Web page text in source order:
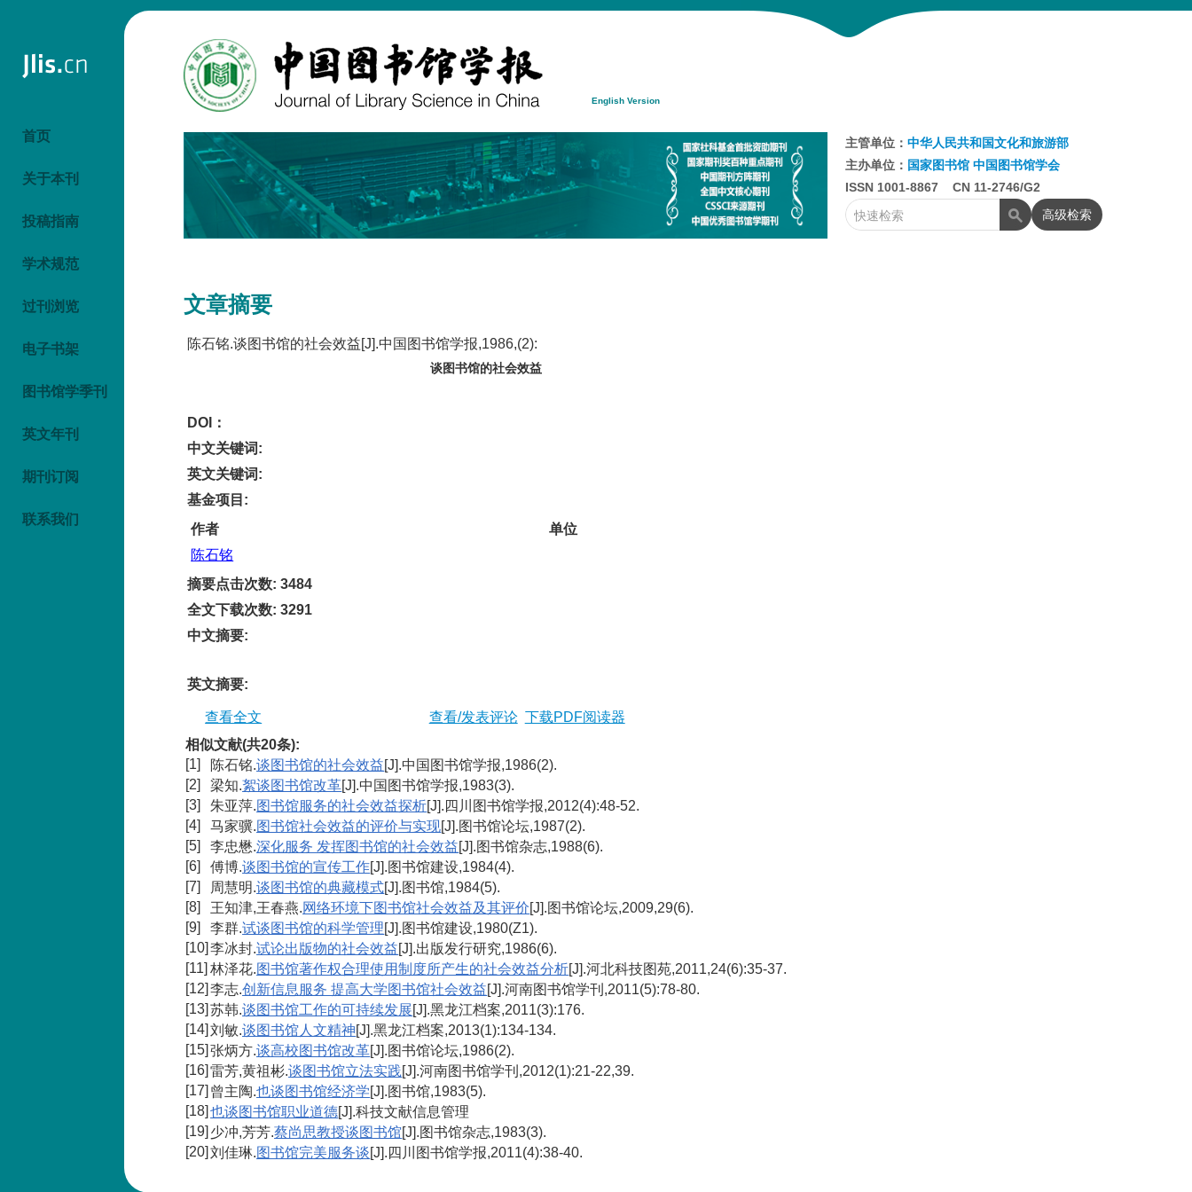
首页
关于本刊
投稿指南
学术规范
过刊浏览
电子书架
图书馆学季刊
英文年刊
期刊订阅
联系我们
English Version
主管单位： 中华人民共和国文化和旅游部
主办单位： 国家图书馆 中国图书馆学会
ISSN 1001-8867 CN 11-2746/G2
高级检索
文章摘要
陈石铭.谈图书馆的社会效益[J].中国图书馆学报,1986,(2):
谈图书馆的社会效益
DOI：
中文关键词:
英文关键词:
基金项目 :
作者
单位
陈石铭
摘要点击次数: 3484
全文下载次数: 3291
中文摘要:
英文摘要:
查看全文 查看/发表评论 下载PDF阅读器
相似文献(共20条):
[1]
陈石铭.谈图书馆的社会效益[J].中国图书馆学报,1986(2).
[2]
梁知.絮谈图书馆改革[J].中国图书馆学报,1983(3).
[3]
朱亚萍.图书馆服务的社会效益探析[J].四川图书馆学报,2012(4):48-52.
[4]
马家骥.图书馆社会效益的评价与实现[J].图书馆论坛,1987(2).
[5]
李忠懋.深化服务 发挥图书馆的社会效益[J].图书馆杂志,1988(6).
[6]
傅博.谈图书馆的宣传工作[J].图书馆建设,1984(4).
[7]
周慧明.谈图书馆的典藏模式[J].图书馆,1984(5).
[8]
王知津,王春燕.网络环境下图书馆社会效益及其评价[J].图书馆论坛,2009,29(6).
[9]
李群.试谈图书馆的科学管理[J].图书馆建设,1980(Z1).
[10] 李冰封.试论出版物的社会效益[J].出版发行研究,1986(6).
[11] 林泽花.图书馆著作权合理使用制度所产生的社会效益分析[J].河北科技图苑,2011,24(6):35-37.
[12] 李志.创新信息服务 提高大学图书馆社会效益[J].河南图书馆学刊,2011(5):78-80.
[13] 苏韩.谈图书馆工作的可持续发展[J].黑龙江档案,2011(3):176.
[14] 刘敏.谈图书馆人文精神[J].黑龙江档案,2013(1):134-134.
[15] 张炳方.谈高校图书馆改革[J].图书馆论坛,1986(2).
[16] 雷芳,黄祖彬.谈图书馆立法实践[J].河南图书馆学刊,2012(1):21-22,39.
[17] 曾主陶.也谈图书馆经济学[J].图书馆,1983(5).
[18] 也谈图书馆职业道德[J].科技文献信息管理
[19] 少冲,芳芳.蔡尚思教授谈图书馆[J].图书馆杂志,1983(3).
[20] 刘佳琳.图书馆完美服务谈[J].四川图书馆学报,2011(4):38-40.